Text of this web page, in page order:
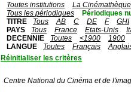
Toutes institutions
La
Tous les périodiques
Périodiques
TITRE
Tous AB C DE F
GHI
PAYS
Tous France Etats-Unis
DECENNIE
Toutes <1900
1900
LANGUE
Toutes Français
Réinitialiser les critères
Centre National du Cinéma et de